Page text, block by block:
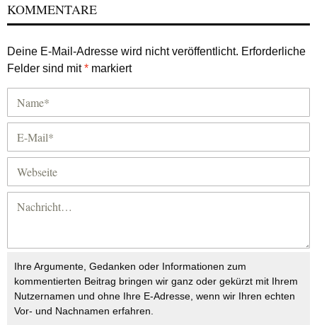
KOMMENTARE
Deine E-Mail-Adresse wird nicht veröffentlicht. Erforderliche
Felder sind mit* markiert
Ihre Argumente, Gedanken oder Informationen zum
kommentierten Beitrag bringen wir ganz oder gekürzt mit Ihrem
Nutzernamen und ohne Ihre E-Adresse, wenn wir Ihren echten
Vor- und Nachnamen erfahren.